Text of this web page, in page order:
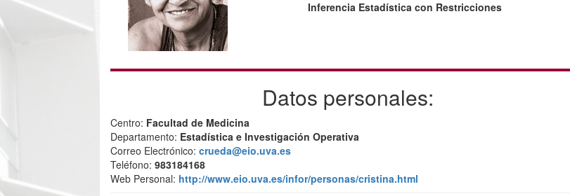
Inferencia Estadística con Restricciones
Datos personales:
Centro: Facultad de Medicina
Departamento: Estadística e Investigación Operativa
Correo Electrónico:crueda@eio.uva.es
Teléfono:983184168
Web Personal: http://www.eio.uva.es/infor/personas/cristina.html